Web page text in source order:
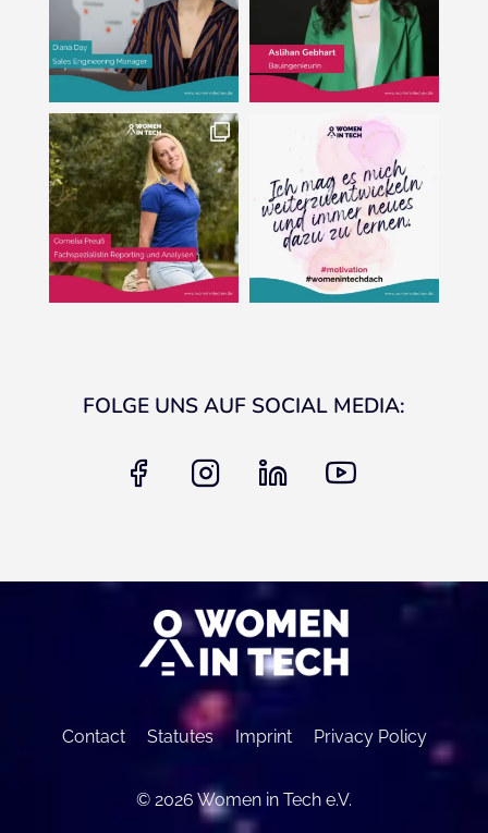
FOLGE UNS AUF SOCIAL MEDIA:
facebook instagram
Contact Statutes Imprint Privacy Policy
© 2026 Women in Tech e.V.